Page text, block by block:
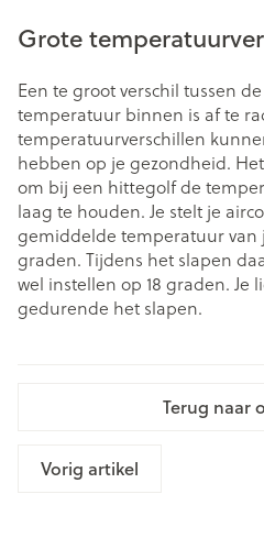
Grote
Een te groot verschil tussen
temperatuur binnen is af te
temperatuurverschillen
hebben op je gezondheid.
om bij een hittegolf de
laag te houden. Je stelt je
gemiddelde temperatuur van
graden. Tijdens het slapen
wel instellen op 18 graden. Je
gedurende het slapen.
Terug naar
Vorig artikel